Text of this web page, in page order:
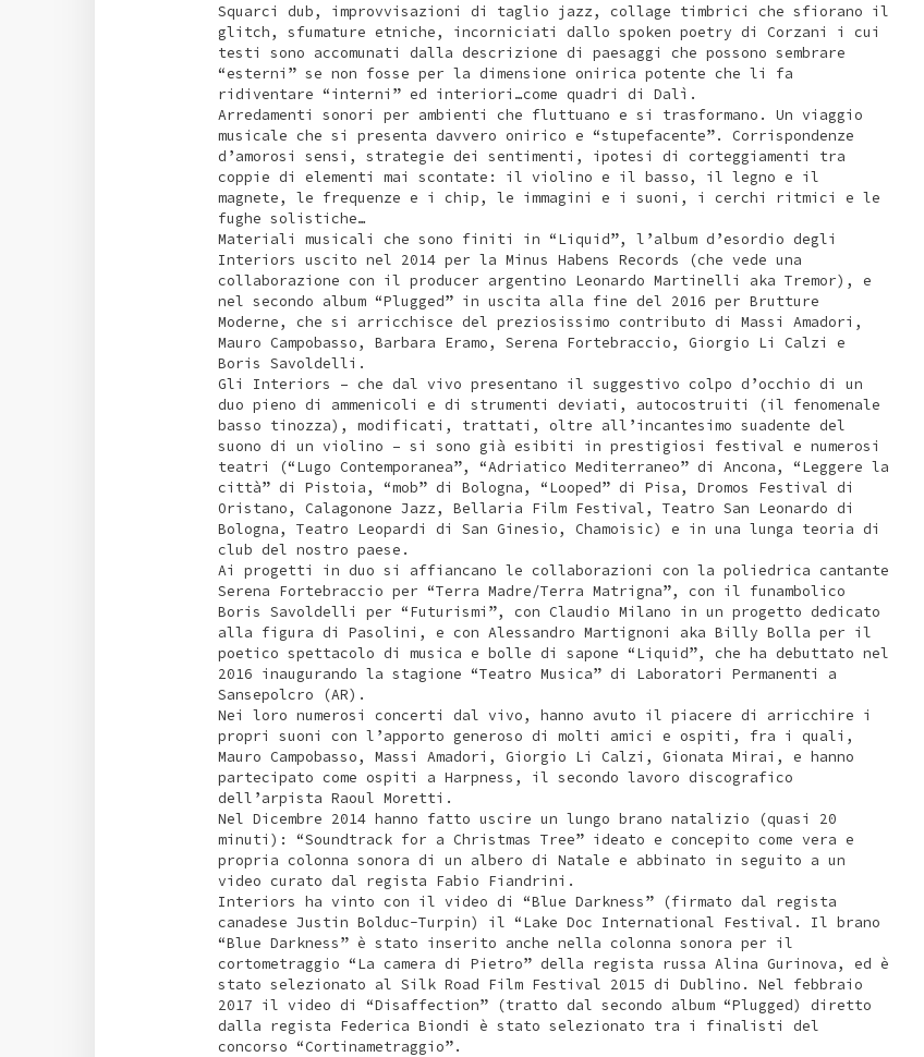
Squarci dub, improvvisazioni di taglio jazz, collage timbrici che sfiorano il
glitch, sfumature etniche, incorniciati dallo spoken poetry di Corzani i cui
testi sono accomunati dalla descrizione di paesaggi che possono sembrare
“esterni” se non fosse per la dimensione onirica potente che li fa
ridiventare “interni” ed interiori…come quadri di Dalì.
Arredamenti sonori per ambienti che fluttuano e si trasformano. Un viaggio
musicale che si presenta davvero onirico e “stupefacente”. Corrispondenze
d’amorosi sensi, strategie dei sentimenti, ipotesi di corteggiamenti tra
coppie di elementi mai scontate: il violino e il basso, il legno e il
magnete, le frequenze e i chip, le immagini e i suoni, i cerchi ritmici e le
fughe solistiche…
Materiali musicali che sono finiti in “Liquid”, l’album d’esordio degli
Interiors uscito nel 2014 per la Minus Habens Records (che vede una
collaborazione con il producer argentino Leonardo Martinelli aka Tremor), e
nel secondo album “Plugged” in uscita alla fine del 2016 per Brutture
Moderne, che si arricchisce del preziosissimo contributo di Massi Amadori,
Mauro Campobasso, Barbara Eramo, Serena Fortebraccio, Giorgio Li Calzi e
Boris Savoldelli.
Gli Interiors – che dal vivo presentano il suggestivo colpo d’occhio di un
duo pieno di ammenicoli e di strumenti deviati, autocostruiti (il fenomenale
basso tinozza), modificati, trattati, oltre all’incantesimo suadente del
suono di un violino – si sono già esibiti in prestigiosi festival e numerosi
teatri (“Lugo Contemporanea”, “Adriatico Mediterraneo” di Ancona, “Leggere la
città” di Pistoia, “mob” di Bologna, “Looped” di Pisa, Dromos Festival di
Oristano, Calagonone Jazz, Bellaria Film Festival, Teatro San Leonardo di
Bologna, Teatro Leopardi di San Ginesio, Chamoisic) e in una lunga teoria di
club del nostro paese.
Ai progetti in duo si affiancano le collaborazioni con la poliedrica cantante
Serena Fortebraccio per “Terra Madre/Terra Matrigna”, con il funambolico
Boris Savoldelli per “Futurismi”, con Claudio Milano in un progetto dedicato
alla figura di Pasolini, e con Alessandro Martignoni aka Billy Bolla per il
poetico spettacolo di musica e bolle di sapone “Liquid”, che ha debuttato nel
2016 inaugurando la stagione “Teatro Musica” di Laboratori Permanenti a
Sansepolcro (AR).
Nei loro numerosi concerti dal vivo, hanno avuto il piacere di arricchire i
propri suoni con l’apporto generoso di molti amici e ospiti, fra i quali,
Mauro Campobasso, Massi Amadori, Giorgio Li Calzi, Gionata Mirai, e hanno
partecipato come ospiti a Harpness, il secondo lavoro discografico
dell’arpista Raoul Moretti.
Nel Dicembre 2014 hanno fatto uscire un lungo brano natalizio (quasi 20
minuti): “Soundtrack for a Christmas Tree” ideato e concepito come vera e
propria colonna sonora di un albero di Natale e abbinato in seguito a un
video curato dal regista Fabio Fiandrini.
Interiors ha vinto con il video di “Blue Darkness” (firmato dal regista
canadese Justin Bolduc-Turpin) il “Lake Doc International Festival. Il brano
“Blue Darkness” è stato inserito anche nella colonna sonora per il
cortometraggio “La camera di Pietro” della regista russa Alina Gurinova, ed è
stato selezionato al Silk Road Film Festival 2015 di Dublino. Nel febbraio
2017 il video di “Disaffection” (tratto dal secondo album “Plugged) diretto
dalla regista Federica Biondi è stato selezionato tra i finalisti del
concorso “Cortinametraggio”.